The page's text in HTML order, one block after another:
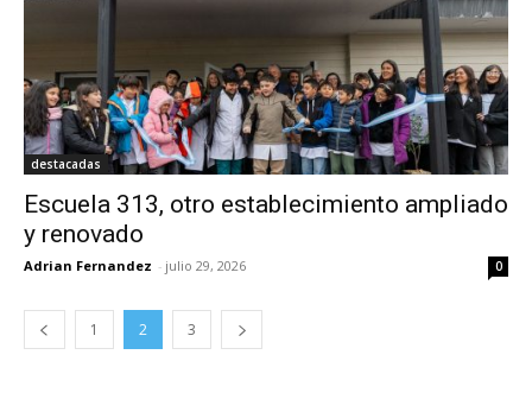
destacadas
Escuela 313, otro establecimiento ampliado
y renovado
Adrian Fernandez - julio 29, 2026 0
1 2 3